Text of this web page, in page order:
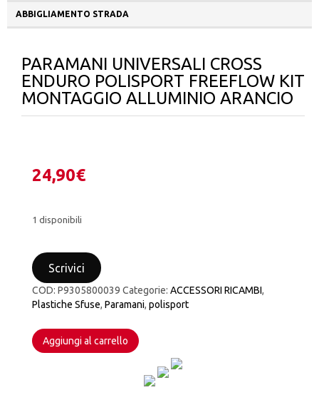
ABBIGLIAMENTO STRADA
PARAMANI UNIVERSALI CROSS
ENDURO POLISPORT FREEFLOW KIT
MONTAGGIO ALLUMINIO ARANCIO
24,90€
1 disponibili
UNIVERSALI
CROSS
ENDURO
POLISPORT
FREEFLOW
MONTAGGIO
ALLUMINIO
Scrivici
COD: P9305800039 Categorie: ACCESSORI RICAMBI,
Plastiche Sfuse, Paramani, polisport
Aggiungi al carrello